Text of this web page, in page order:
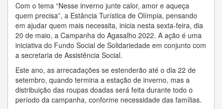
Com o tema “Nesse inverno junte calor, amor e aqueça
quem precisa”, a Estância Turística de Olímpia, pensando
em ajudar quem mais necessita, inicia nesta sexta-feira, dia
20 de maio, a Campanha do Agasalho 2022. A ação é uma
iniciativa do Fundo Social de Solidariedade em conjunto com
a secretaria de Assistência Social.
Este ano, as arrecadações se estenderão até o dia 22 de
setembro, quando termina a estação de inverno, mas a
distribuição das roupas doadas será feita durante todo o
período da campanha, conforme necessidade das famílias.